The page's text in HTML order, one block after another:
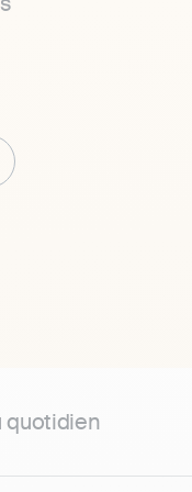
quotidien